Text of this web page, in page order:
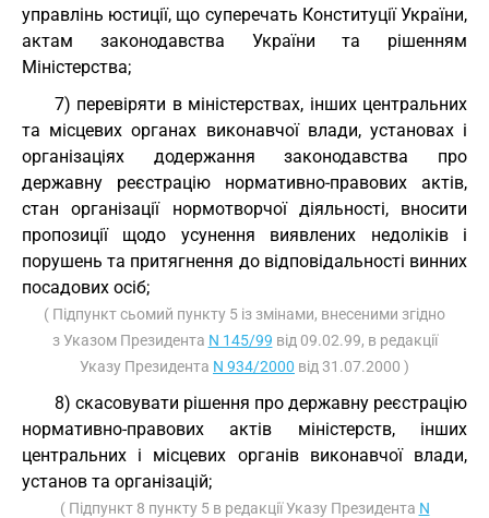
управлінь юстиції, що суперечать Конституції України,
актам законодавства України та рішенням
Міністерства;
7) перевіряти в міністерствах, інших центральних
та місцевих органах виконавчої влади, установах і
організаціях додержання законодавства про
державну реєстрацію нормативно-правових актів,
стан організації нормотворчої діяльності, вносити
пропозиції щодо усунення виявлених недоліків і
порушень та притягнення до відповідальності винних
посадових осіб;
( Підпункт сьомий пункту 5 із змінами, внесеними згідно
з Указом Президента N 145/99 від 09.02.99, в редакції
Указу Президента N 934/2000 від 31.07.2000 )
8) скасовувати рішення про державну реєстрацію
нормативно-правових актів міністерств, інших
центральних і місцевих органів виконавчої влади,
установ та організацій;
( Підпункт 8 пункту 5 в редакції Указу Президента N